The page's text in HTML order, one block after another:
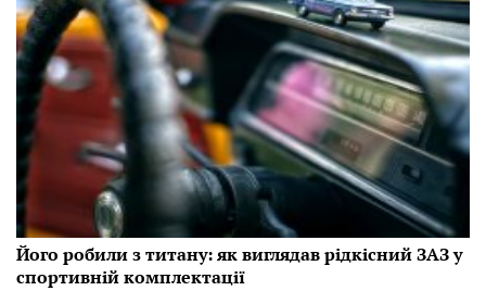
Його робили з титану: як виглядав рідкісний ЗАЗ у
спортивній комплектації